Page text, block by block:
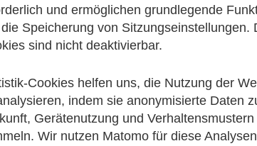
in Lemgo geboren. Nach Studium und Promotion
Im Jahr 2001 folgte der Wechsel zum
tätig war, bevor sie die Leitung der Abteilung
des Bundesinnenministeriums. Seit dem 1.
und ermöglichen grundlegende
Speicherung von Sitzungseinstellungen.
sind nicht deaktivierbar.
Cookies helfen uns, die Nutzung der
indem sie anonymisierte Daten
Gerätenutzung und Verhaltensmustern
Wir nutzen Matomo für diese